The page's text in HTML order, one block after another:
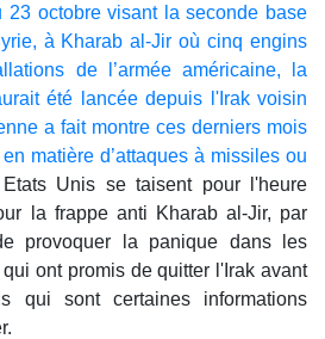
23 octobre visant la seconde base
à Kharab al-Jir où cinq engins
de l’armée américaine, la
été lancée depuis l'Irak voisin
a fait montre ces derniers mois
matière d’attaques à missiles ou
Unis se taisent pour l'heure
la frappe anti Kharab al-Jir, par
provoquer la panique dans les
ont promis de quitter l'Irak avant
qui sont certaines informations